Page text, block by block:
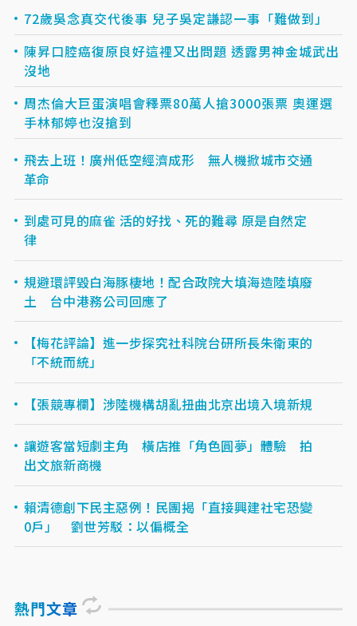
72歲吳念真交代後事 兒子吳定謙認一事「難做到」
陳昇口腔癌復原良好這裡又出問題 透露男神金城武出
沒地
周杰倫大巨蛋演唱會釋票80萬人搶3000張票 奧運選
手林郁婷也沒搶到
飛去上班！廣州低空經濟成形 無人機掀城市交通
革命
到處可見的麻雀 活的好找、死的難尋 原是自然定
律
規避環評毀白海豚棲地！配合政院大填海造陸填廢
土 台中港務公司回應了
【梅花評論】進一步探究社科院台研所長朱衛東的
「不統而統」
【張競專欄】涉陸機構胡亂扭曲北京出境入境新規
讓遊客當短劇主角 橫店推「角色圓夢」體驗 拍
出文旅新商機
賴清德創下民主惡例！民團揭「直接興建社宅恐變
0戶」 劉世芳駁：以偏概全
熱門文章